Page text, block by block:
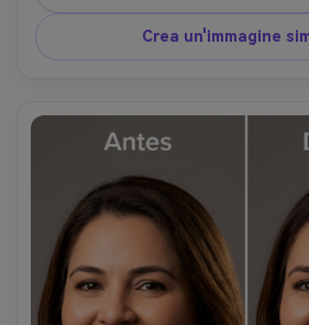
e preservando i dettagli di
Crea un'immagine